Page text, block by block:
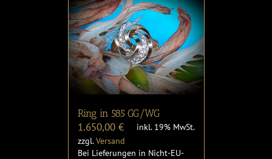
Ring in 585 GG/WG
1.650,00 €
inkl. 19% MwSt.
zzgl.Versand
Bei Lieferungen in Nicht-EU-